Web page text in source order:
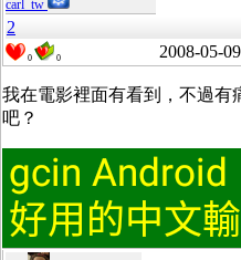
carl_tw
2
0 0 2008-05-09
我在電影裡面有看到，不過有
吧？